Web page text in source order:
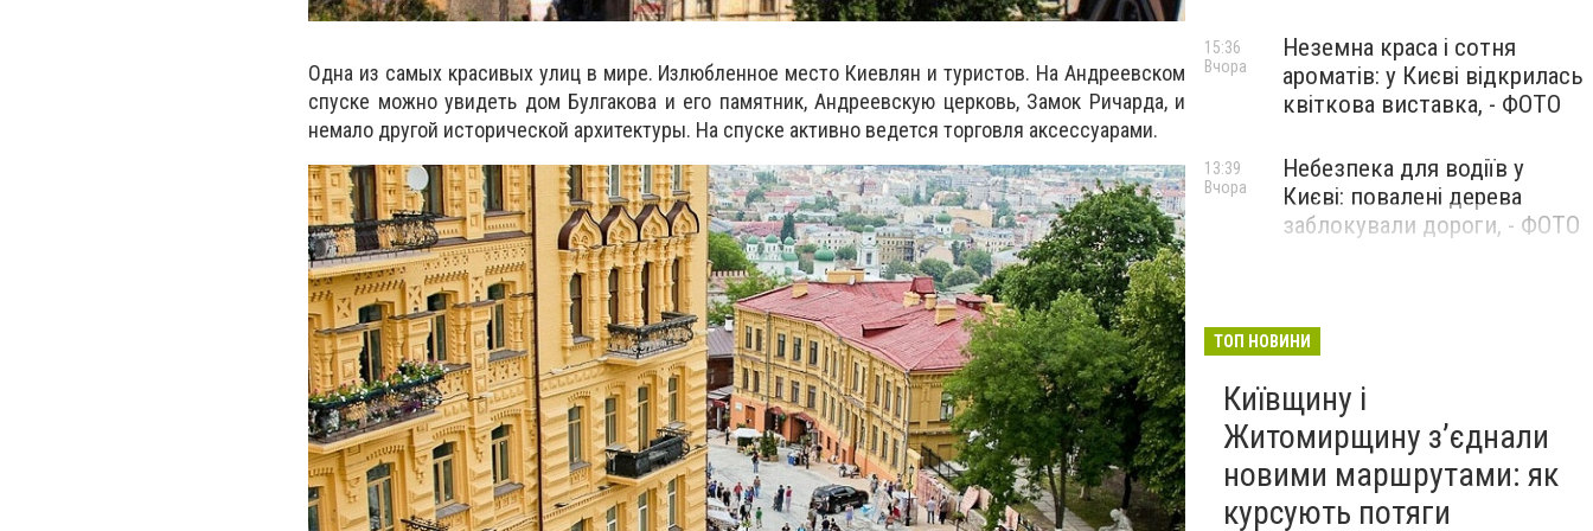
Одна из самых красивых улиц в мире. Излюбленное место Киевлян и туристов. На Андреевском
спуске можно увидеть дом Булгакова и его памятник, Андреевскую церковь, Замок Ричарда, и
немало другой исторической архитектуры. На спуске активно ведется торговля аксессуарами.
Неземна краса і сотня
ароматів: у Києві відкрилась
квіткова виставка, - ФОТО
15:36
Вчора
Небезпека для водіїв у
Києві: повалені дерева
заблокували дороги, - ФОТО
13:39
Вчора
ТОП НОВИНИ
Київщину і
Житомирщину з’єднали
новими маршрутами: як
курсують потяги